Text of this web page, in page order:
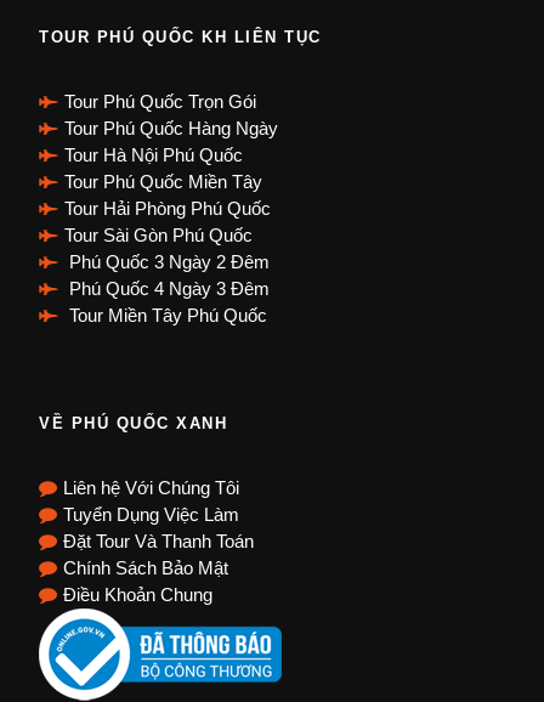
TOUR PHÚ QUỐC KH LIÊN TỤC
Tour Phú Quốc Trọn Gói
Tour Phú Quốc Hàng Ngày
Tour Hà Nội Phú Quốc
Tour Phú Quốc Miền Tây
Tour Hải Phòng Phú Quốc
Tour Sài Gòn Phú Quốc
Phú Quốc 3 Ngày 2 Đêm
Phú Quốc 4 Ngày 3 Đêm
Tour Miền Tây Phú Quốc
VỀ PHÚ QUỐC XANH
Liên hệ Với Chúng Tôi
Tuyển Dụng Việc Làm
Đặt Tour Và Thanh Toán
Chính Sách Bảo Mật
Điều Khoản Chung